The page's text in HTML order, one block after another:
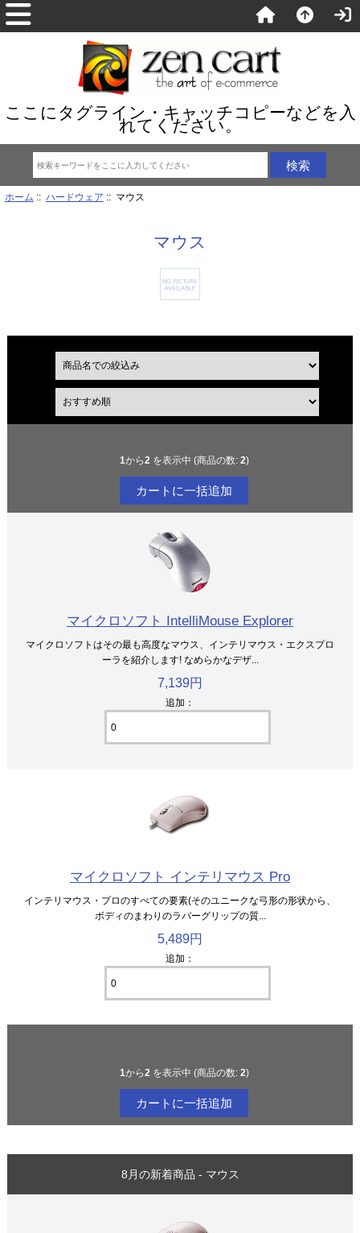
ここにタグライン・キャッチコピーなどを入
れてください。
ホーム :: ハードウェア :: マウス
マウス
1から2 を表示中 (商品の数: 2)
マイクロソフト IntelliMouse Explorer
マイクロソフトはその最も高度なマウス、インテリマウス・エクスプロ
ーラを紹介します! なめらかなデザ...
7,139円
追加：
マイクロソフト インテリマウス Pro
インテリマウス・プロのすべての要素(そのユニークな弓形の形状から、
ボディのまわりのラバーグリップの質...
5,489円
追加：
1から2 を表示中 (商品の数: 2)
8月の新着商品 - マウス